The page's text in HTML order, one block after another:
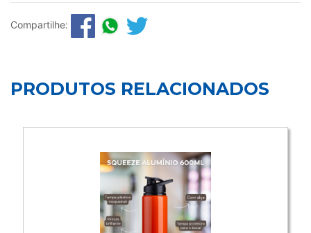
Compartilhe:
PRODUTOS RELACIONADOS